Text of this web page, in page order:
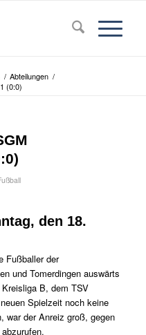
/ Abteilungen /
(0:0)
den 18.
Fußballer der
und Tomerdingen auswärts
B, dem TSV
Spielzeit noch keine
war der Anreiz groß, gegen